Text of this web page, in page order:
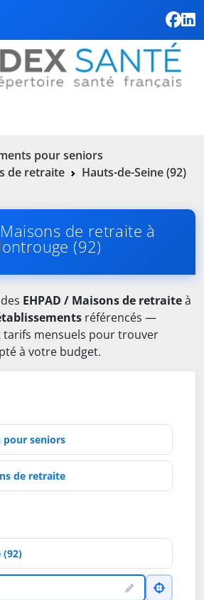
pour seniors
de retraite
Hauts-de-Seine (92)
de retraite à
(92)
EHPAD / Maisons de retraiteà
référencés —
tarifs mensuels pour trouver
à votre budget.